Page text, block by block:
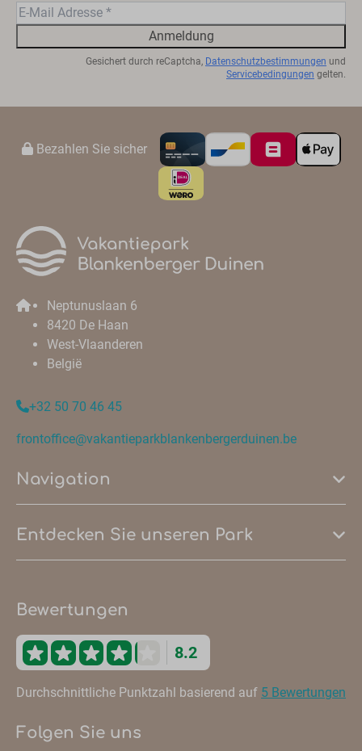
Anmeldung
Gesichert durch reCaptcha, Datenschutzbestimmungen und
Servicebedingungen gelten.
Bezahlen Sie sicher
Neptunuslaan 6
8420 De Haan
West-Vlaanderen
België
+32 50 70 46 45
frontoffice@vakantieparkblankenbergerduinen.be
Navigation
Entdecken Sie unseren Park
Bewertungen
8.2
Durchschnittliche Punktzahl basierend auf 5 Bewertungen
Folgen Sie uns